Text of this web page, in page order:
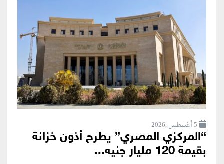
5 أغسطس ,2026
“المركزي المصري” يطرح أذون خزانة
بقيمة 120 مليار جنيه...